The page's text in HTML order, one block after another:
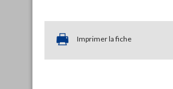
Imprimer la fiche